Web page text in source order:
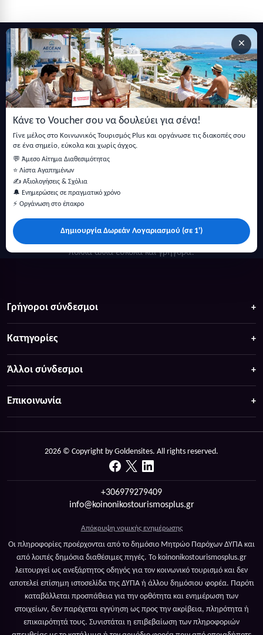
×
Κάνε το Voucher σου να δουλεύει για σένα!
Γίνε μέλος στο Κοινωνικός Τουρισμός Plus και οργάνωσε τις διακοπές σου
σε ένα σημείο, εύκολα και χωρίς άγχος.
💬 Άμεσο Αίτημα Διαθεσιμότητας
⭐ Λίστα Αγαπημένων
✍️ Αξιολογήσεις & Σχόλια
🔔 Ενημερώσεις σε πραγματικό χρόνο
⚡ Οργάνωση στο έπακρο
Δημιουργία Δωρεάν Λογαριασμού (σε 1')
Εγγραφείτε στο newsletter μας
Μείνετε ενημερωμένοι με τις τελευταίες ειδήσεις, ανακοινώσεις
και άρθρα.
πολλά άλλα ευκολα και γρήγορα!
Γρήγοροι σύνδεσμοι
Κατηγορίες
Άλλοι σύνδεσμοι
Επικοινωνία
2026 © Copyright by Goldensites. All rights reserved.
+306979279409
info@koinonikostourismosplus.gr
Απόκρυψη νομικής ενημέρωσης
Οι πληροφορίες προέρχονται από το δημόσιο Μητρώο Παρόχων ΔΥΠΑ και
από λοιπές δημόσια διαθέσιμες πηγές. Το koinonikostourismosplus.gr
λειτουργεί ως ανεξάρτητος οδηγός για τον κοινωνικό τουρισμό και δεν
αποτελεί επίσημη ιστοσελίδα της ΔΥΠΑ ή άλλου δημόσιου φορέα. Παρότι
καταβάλλεται προσπάθεια για την ορθότητα και ενημέρωση των
στοιχείων, δεν παρέχεται εγγύηση ως προς την ακρίβεια, πληρότητα ή
επικαιρότητά τους. Συνιστάται η επιβεβαίωση των πληροφοριών